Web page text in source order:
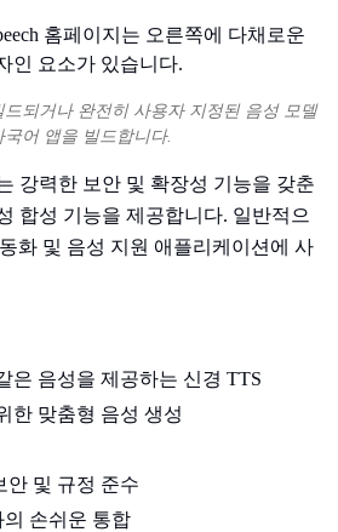
드되거나 완전히 사용자 지정된 음성 모델
어 앱을 빌드합니다.
강력한 보안 및 확장성 기능을 갖춘
합성 기능을 제공합니다. 일반적으
화 및 음성 지원 애플리케이션에 사
은 음성을 제공하는 신경 TTS
한 맞춤형 음성 생성
안 및 규정 준수
의 손쉬운 통합